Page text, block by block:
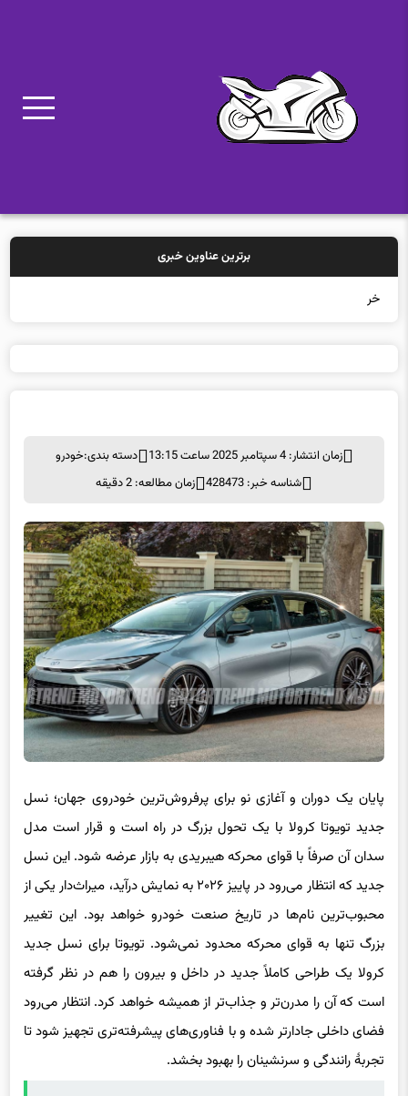
برترین عناوین خبری
خرید بیمه
زمان انتشار: 4 سپتامبر 2025 ساعت 13:15 دسته بندی:خودرو
شناسه خبر: 428473
زمان مطالعه: 2 دقیقه
پایان یک دوران و آغازی نو برای پرفروش‌ترین خودروی جهان؛ نسل
جدید تویوتا کرولا با یک تحول بزرگ در راه است و قرار است مدل
سدان آن صرفاً با قوای محرکه هیبریدی به بازار عرضه شود. این نسل
جدید که انتظار می‌رود در پاییز ۲۰۲۶ به نمایش درآید، میراث‌دار یکی از
محبوب‌ترین نام‌ها در تاریخ صنعت خودرو خواهد بود. این تغییر
بزرگ تنها به قوای محرکه محدود نمی‌شود. تویوتا برای نسل جدید
کرولا یک طراحی کاملاً جدید در داخل و بیرون را هم در نظر گرفته
است که آن را مدرن‌تر و جذاب‌تر از همیشه خواهد کرد. انتظار می‌رود
فضای داخلی جادارتر شده و با فناوری‌های پیشرفته‌تری تجهیز شود تا
تجربهٔ رانندگی و سرنشینان را بهبود بخشد.